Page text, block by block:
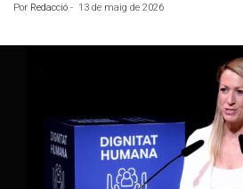
Por Redacció - 13 de maig de 2026